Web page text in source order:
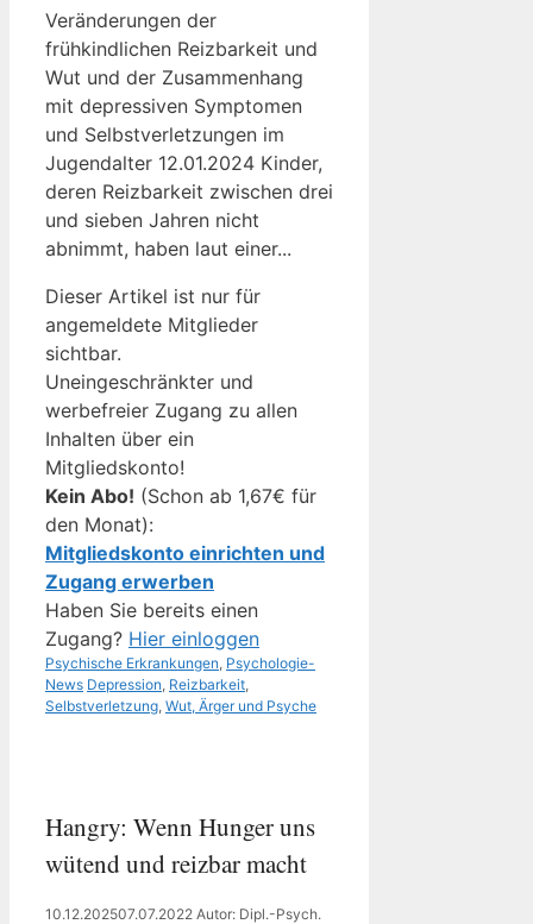
Veränderungen der
frühkindlichen Reizbarkeit und
Wut und der Zusammenhang
mit depressiven Symptomen
und Selbstverletzungen im
Jugendalter 12.01.2024 Kinder,
deren Reizbarkeit zwischen drei
und sieben Jahren nicht
abnimmt, haben laut einer...
Dieser Artikel ist nur für
angemeldete Mitglieder
sichtbar.
Uneingeschränkter und
werbefreier Zugang zu allen
Inhalten über ein
Mitgliedskonto!
Kein Abo! (Schon ab 1,67€ für
den Monat):
Mitgliedskonto einrichten und
Zugang erwerben
Haben Sie bereits einen
Zugang? Hier einloggen
Kategorien
Psychische Erkrankungen Psychologie-
News Schlagwörter
Depression Reizbarkeit
Selbstverletzung Wut, Ärger und Psyche
Hangry: Wenn Hunger uns
wütend und reizbar macht
10.12.202507.07.2022 Autor: Dipl.-Psych.